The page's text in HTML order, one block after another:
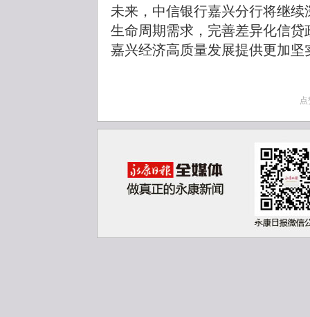
未来，中信银行嘉兴分行将继
生命周期需求，完善差异化信
嘉兴经济高质量发展提供更加坚
点